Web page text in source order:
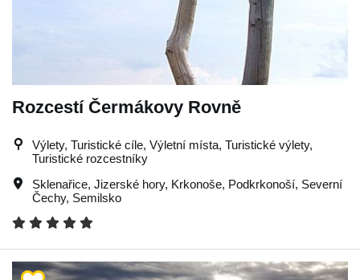
Rozcestí Čermákovy Rovně
Výlety, Turistické cíle, Výletní místa, Turistické výlety,
Turistické rozcestníky
Sklenařice, Jizerské hory, Krkonoše, Podkrkonoší, Severní
Čechy, Semilsko